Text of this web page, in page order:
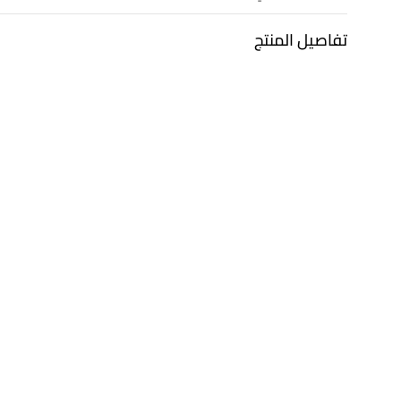
تفاصيل المنتج